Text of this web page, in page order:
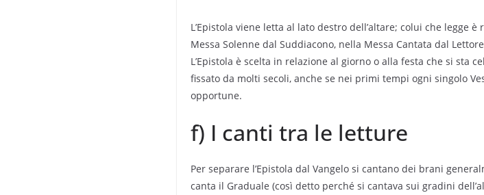
L’Epistola viene letta al lato destro dell’altare; colui che legge
Messa Solenne dal Suddiacono, nella Messa Cantata dal
L’Epistola è scelta in relazione al giorno o alla festa che si sta
fissato da molti secoli, anche se nei primi tempi ogni singolo
opportune.
f) I canti tra le letture
Per separare l’Epistola dal Vangelo si cantano dei brani
canta il Graduale (così detto perché si cantava sui gradini